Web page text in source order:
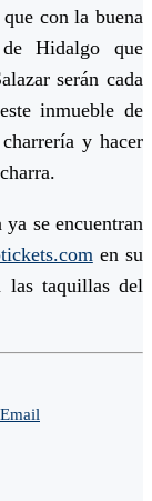
con la buena
Hidalgo que
serán cada
inmueble de
y hacer
se encuentran
en su
las taquillas del
Email